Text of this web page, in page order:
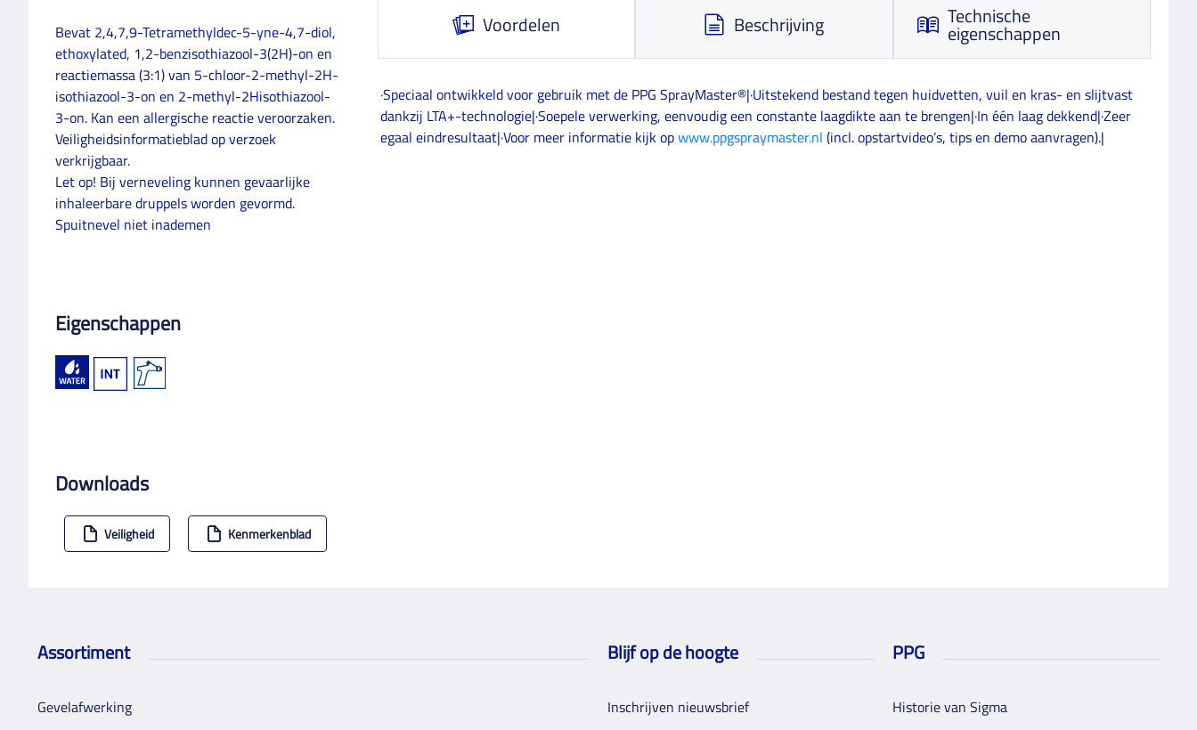
Bevat 2,4,7,9-Tetramethyldec-5-yne-4,7-diol,
ethoxylated, 1,2-benzisothiazool-3(2H)-on en
reactiemassa (3:1) van 5-chloor-2-methyl-2H-
isothiazool-3-on en 2-methyl-2Hisothiazool-
3-on. Kan een allergische reactie veroorzaken.
Veiligheidsinformatieblad op verzoek
verkrijgbaar.
Let op! Bij verneveling kunnen gevaarlijke
inhaleerbare druppels worden gevormd.
Spuitnevel niet inademen
Eigenschappen
Downloads
Veiligheid Kenmerkenblad
Voordelen Beschrijving Technische
eigenschappen
·Speciaal ontwikkeld voor gebruik met de PPG SprayMaster®|·Uitstekend bestand tegen huidvetten, vuil en kras- en slijtvast
dankzij LTA+-technologie|·Soepele verwerking, eenvoudig een constante laagdikte aan te brengen|·In één laag dekkend|·Zeer
egaal eindresultaat|·Voor meer informatie kijk opwww.ppgspraymaster.nl (incl. opstartvideo’s, tips en demo aanvragen).|
Assortiment
Gevelafwerking
Blijf op de hoogte
Inschrijven nieuwsbrief
PPG
Historie van Sigma